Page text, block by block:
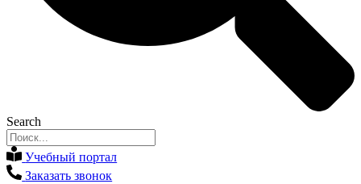
Search
Учебный портал
Заказать звонок